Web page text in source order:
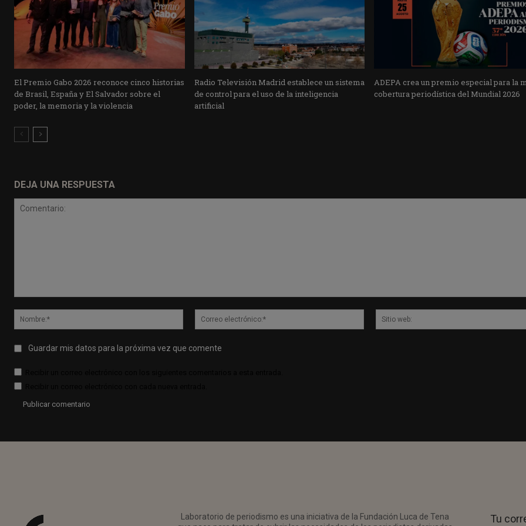
El Premio Gabo 2026 reconoce cinco historias
de Brasil, España y El Salvador sobre el
poder, la memoria y la violencia
Radio Televisión Madrid establece un sistema
de control para el uso de la inteligencia
artificial
ADEPA crea un premio especial para la
cobertura periodística del Mundial 2026
DEJA UNA RESPUESTA
Nombre:*
Correo
Guardar mis datos para la próxima vez que comente
Laboratorio de periodismo es una iniciativa de la Fundación Luca de Tena